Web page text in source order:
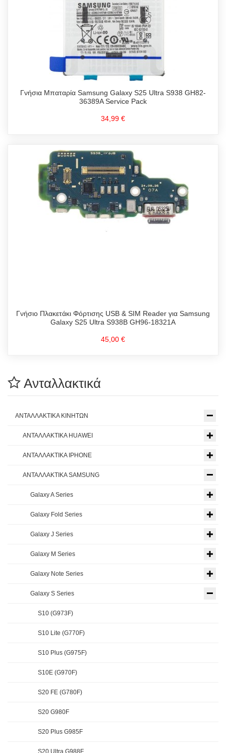
Γνήσια Μπαταρία Samsung Galaxy S25 Ultra S938 GH82-
36389A Service Pack
34,99 €
Γνήσιο Πλακετάκι Φόρτισης USB & SIM Reader για Samsung
Galaxy S25 Ultra S938B GH96-18321A
45,00 €
Ανταλλακτικά
ΑΝΤΑΛΛΑΚΤΙΚΑ ΚΙΝΗΤΩΝ
ΑΝΤΑΛΛΑΚΤΙΚΑ HUAWEI
ΑΝΤΑΛΛΑΚΤΙΚΑ IPHONE
ΑΝΤΑΛΛΑΚΤΙΚΑ SAMSUNG
Galaxy A Series
Galaxy Fold Series
Galaxy J Series
Galaxy M Series
Galaxy Note Series
Galaxy S Series
S10 (G973F)
S10 Lite (G770F)
S10 Plus (G975F)
S10E (G970F)
S20 FE (G780F)
S20 G980F
S20 Plus G985F
S20 Ultra G988F